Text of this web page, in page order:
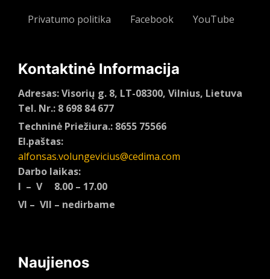
Privatumo politika Facebook YouTube
Kontaktinė Informacija
Adresas: Visorių g. 8, LT-08300, Vilnius, Lietuva
Tel. Nr.: 8 698 84 677
Techninė Priežiura.: 8655 75566
El.paštas:
alfonsas.volungevicius@cedima.com
Darbo laikas:
I – V 8.00 – 17.00
VI – VII – nedirbame
Naujienos